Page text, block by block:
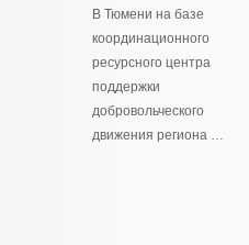
В Тюмени на базе
координационного
ресурсного центра
поддержки
добровольческого
движения региона …